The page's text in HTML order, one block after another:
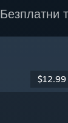
Безплатни
$12.99